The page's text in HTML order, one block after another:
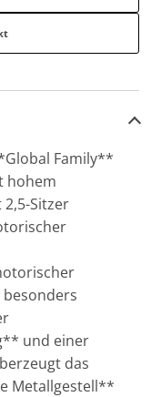
Family**
hohem
Sitzer
und einer
das
Metallgestell**